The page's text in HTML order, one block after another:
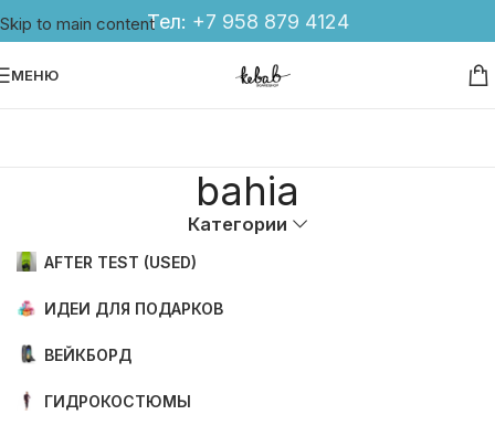
Skip to main contentТел: +7 958 879 4124
МЕНЮ
bahia
Категории
AFTER TEST (USED)
ИДЕИ ДЛЯ ПОДАРКОВ
ВЕЙКБОРД
ГИДРОКОСТЮМЫ